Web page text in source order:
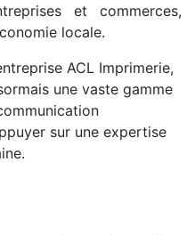
et commerces,
locale.
ACL Imprimerie,
une vaste gamme
sur une expertise